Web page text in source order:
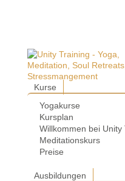
Kurse
Yogakurse
Kursplan
Willkommen bei Unity
Meditationskurs
Preise
Ausbildungen